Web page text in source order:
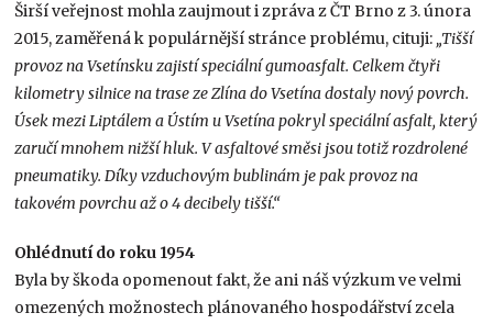
Širší veřejnost mohla zaujmout i zpráva z ČT Brno z 3. února
2015, zaměřená k populárnější stránce problému, cituji: „Tišší
provoz na Vsetínsku zajistí speciální gumoasfalt. Celkem čtyři
kilometry silnice na trase ze Zlína do Vsetína dostaly nový povrch.
Úsek mezi Liptálem a Ústím u Vsetína pokryl speciální asfalt, který
zaručí mnohem nižší hluk. V asfaltové směsi jsou totiž rozdrolené
pneumatiky. Díky vzduchovým bublinám je pak provoz na
takovém povrchu až o 4 decibely tišší.“
Ohlédnutí do roku 1954
Byla by škoda opomenout fakt, že ani náš výzkum ve velmi
omezených možnostech plánovaného hospodářství zcela